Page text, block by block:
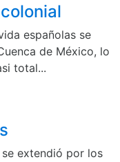
españolas se
de México, lo
total...
extendió por los